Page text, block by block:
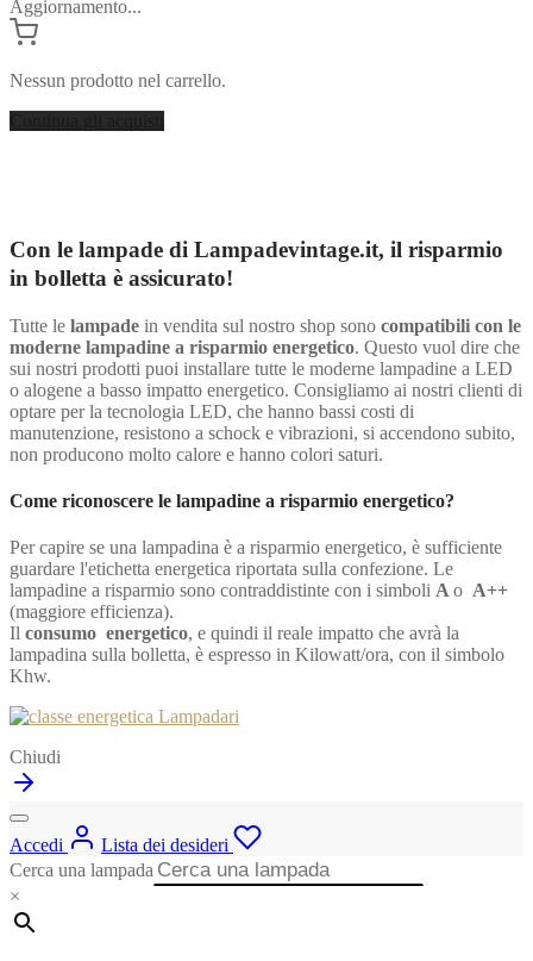
Aggiornamento...
Nessun prodotto nel carrello.
Con le lampade di Lampadevintage.it, il risparmio
in bolletta è assicurato!
Tutte le lampade in vendita sul nostro shop sono compatibili con le
moderne lampadine a risparmio energetico. Questo vuol dire che
sui nostri prodotti puoi installare tutte le moderne lampadine a LED
o alogene a basso impatto energetico. Consigliamo ai nostri clienti di
optare per la tecnologia LED, che hanno bassi costi di
manutenzione, resistono a schock e vibrazioni, si accendono subito,
non producono molto calore e hanno colori saturi.
Come riconoscere le lampadine a risparmio energetico?
Per capire se una lampadina è a risparmio energetico, è sufficiente
guardare l'etichetta energetica riportata sulla confezione. Le
lampadine a risparmio sono contraddistinte con i simboli A o A++
(maggiore efficienza).
Il consumo energetico, e quindi il reale impatto che avrà la
lampadina sulla bolletta, è espresso in Kilowatt/ora, con il simbolo
Khw.
Chiudi
Accedi
Lista dei desideri
Cerca una lampada
×